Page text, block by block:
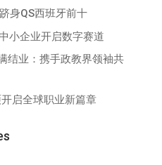
身QS西班牙前十
小企业开启数字赛道
结业：携手政教界领袖共
启全球职业新篇章